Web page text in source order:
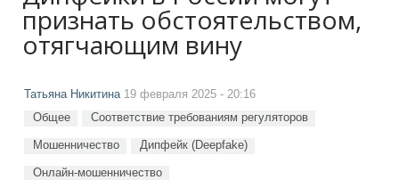
признать обстоятельством,
отягчающим вину
Татьяна Никитина19 февраля 2025 - 20:16
Общее Соответствие требованиям регуляторов
Мошенничество Дипфейк (Deepfake)
Онлайн-мошенничество